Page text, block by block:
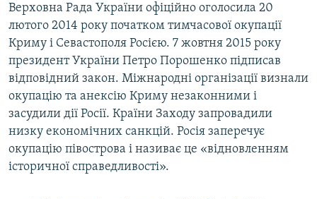
Верховна Рада України офіційно оголосила 20
лютого 2014 року початком тимчасової окупації
Криму і Севастополя Росією. 7 жовтня 2015 року
президент України Петро Порошенко підписав
відповідний закон. Міжнародні організації визнали
окупацію та анексію Криму незаконними і
засудили дії Росії. Країни Заходу запровадили
низку економічних санкцій. Росія заперечує
окупацію півострова і називає це «відновленням
історичної справедливості».